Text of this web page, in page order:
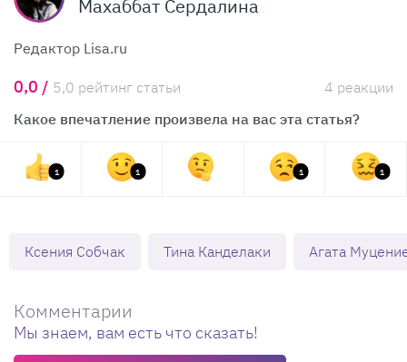
Махаббат Сердалина
Редактор Lisa.ru
0,0 / 5,0 рейтинг статьи
4 реакции
Какое впечатление произвела на вас эта статья?
1 1 1 1
Ксения Собчак Тина Канделаки Агата
Комментарии
Мы знаем, вам есть что сказать!